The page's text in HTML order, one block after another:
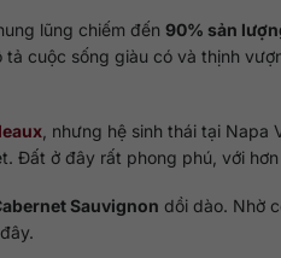
lũng chiếm đến 90% sản
cuộc sống giàu có và thịnh
, nhưng hệ sinh thái tại
Đất ở đây rất phong phú, với
Sauvignon dồi dào. Nhờ